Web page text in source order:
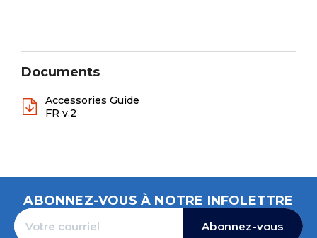
Documents
Accessories Guide
FR v.2
ABONNEZ-VOUS À NOTRE INFOLETTRE
Abonnez-vous